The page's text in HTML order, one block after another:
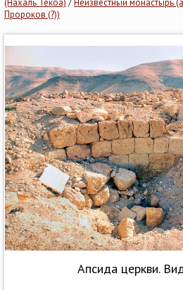
(Нахаль Текоа) /Неизвестный монастырь
Пророков (?))
Апсида церкви.